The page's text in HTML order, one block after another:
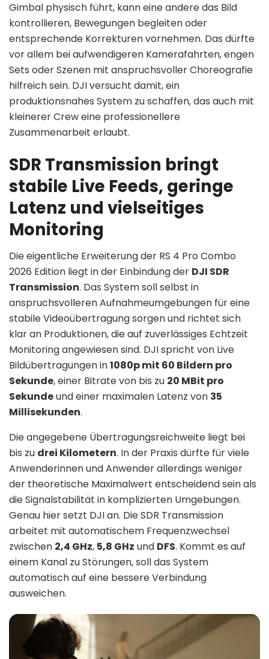
Gimbal physisch führt, kann eine andere das Bild
kontrollieren, Bewegungen begleiten oder
entsprechende Korrekturen vornehmen. Das dürfte
vor allem bei aufwendigeren Kamerafahrten, engen
Sets oder Szenen mit anspruchsvoller Choreografie
hilfreich sein. DJI versucht damit, ein
produktionsnahes System zu schaffen, das auch mit
kleinerer Crew eine professionellere
Zusammenarbeit erlaubt.
SDR Transmission bringt
stabile Live Feeds, geringe
Latenz und vielseitiges
Monitoring
Die eigentliche Erweiterung der RS 4 Pro Combo
2026 Edition liegt in der Einbindung der DJI SDR
Transmission. Das System soll selbst in
anspruchsvolleren Aufnahmeumgebungen für eine
stabile Videoübertragung sorgen und richtet sich
klar an Produktionen, die auf zuverlässiges Echtzeit
Monitoring angewiesen sind. DJI spricht von Live
Bildübertragungen in1080p mit 60 Bildern pro
Sekunde, einer Bitrate von bis zu 20 MBit pro
Sekundeund einer maximalen Latenz von 35
Millisekunden.
Die angegebene Übertragungsreichweite liegt bei
bis zu drei Kilometern. In der Praxis dürfte für viele
Anwenderinnen und Anwender allerdings weniger
der theoretische Maximalwert entscheidend sein als
die Signalstabilität in komplizierten Umgebungen.
Genau hier setzt DJI an. Die SDR Transmission
arbeitet mit automatischem Frequenzwechsel
zwischen 2,4 GHz, 5,8 GHz und DFS. Kommt es auf
einem Kanal zu Störungen, soll das System
automatisch auf eine bessere Verbindung
ausweichen.